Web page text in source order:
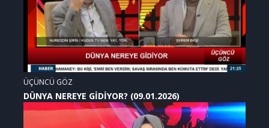
ÜÇÜNCÜ GÖZ
DÜNYA NEREYE GİDİYOR? (09.01.2026)